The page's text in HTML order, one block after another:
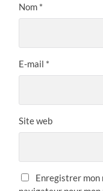
Nom *
E-mail *
Site web
Enregistrer mon